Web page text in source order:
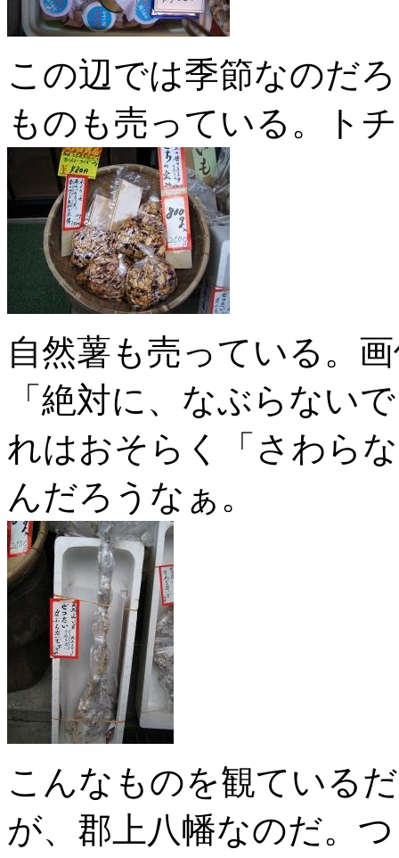
この辺では季節なのだ
ものも売っている。ト
自然薯も売っている。
「絶対に、なぶらない
れはおそらく「さわら
んだろうなぁ。
こんなものを観ている
が、郡上八幡なのだ。